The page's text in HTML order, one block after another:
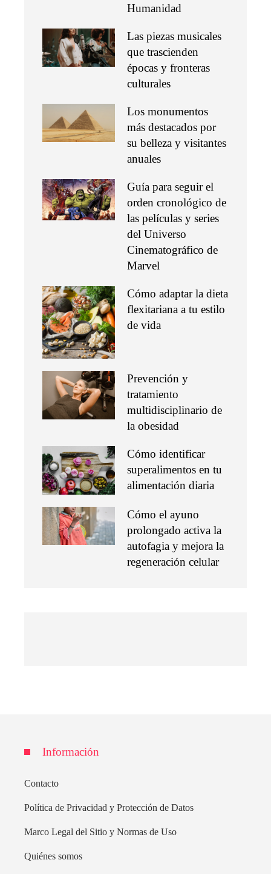
Humanidad
Las piezas musicales
que trascienden
épocas y fronteras
culturales
Los monumentos
más destacados por
su belleza y visitantes
anuales
Guía para seguir el
orden cronológico de
las películas y series
del Universo
Cinematográfico de
Marvel
Cómo adaptar la dieta
flexitariana a tu estilo
de vida
Prevención y
tratamiento
multidisciplinario de
la obesidad
Cómo identificar
superalimentos en tu
alimentación diaria
Cómo el ayuno
prolongado activa la
autofagia y mejora la
regeneración celular
Información
Contacto
Política de Privacidad y Protección de Datos
Marco Legal del Sitio y Normas de Uso
Quiénes somos